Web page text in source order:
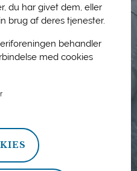
du har givet dem, eller
brug af deres tjenester.
behandler
med cookies